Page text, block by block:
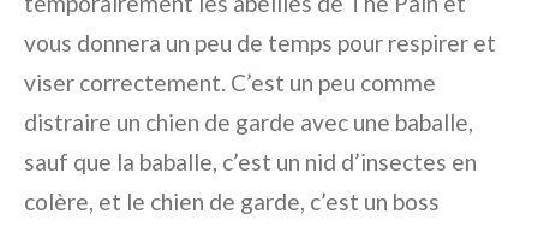
vous donnera un peu de temps pour respirer et
viser correctement. C’est un peu comme
distraire un chien de garde avec une baballe,
sauf que la baballe, c’est un nid d’insectes en
colère, et le chien de garde, c’est un boss